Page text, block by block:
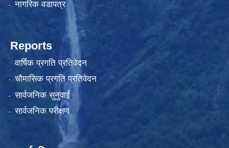
नागरिक वडापत्र
Reports
वार्षिक प्रगति प्रतिवेदन
चौमासिक प्रगति प्रतिवेदन
सार्वजनिक सुनुवाई
सार्वजनिक परीक्षण